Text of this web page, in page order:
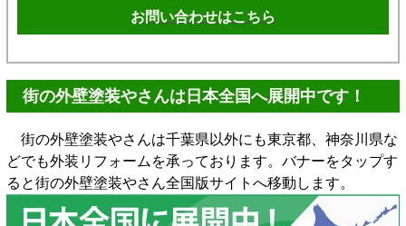
お問い合わせはこちら
街の外壁塗装やさんは日本全国へ展開中です！
街の外壁塗装やさんは千葉県以外にも東京都、神奈川県な
どでも外装リフォームを承っております。バナーをタップす
ると街の外壁塗装やさん全国版サイトへ移動します。